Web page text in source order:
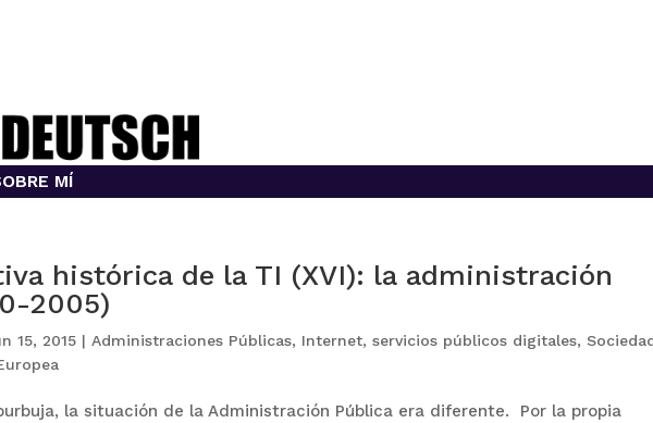
MÍ
histórica de la TI (XVI): la administración
2005)
15, 2015 |Administraciones Públicas, Internet,servicios públicos digitales,
la situación de la Administración Pública era diferente. Por la propia